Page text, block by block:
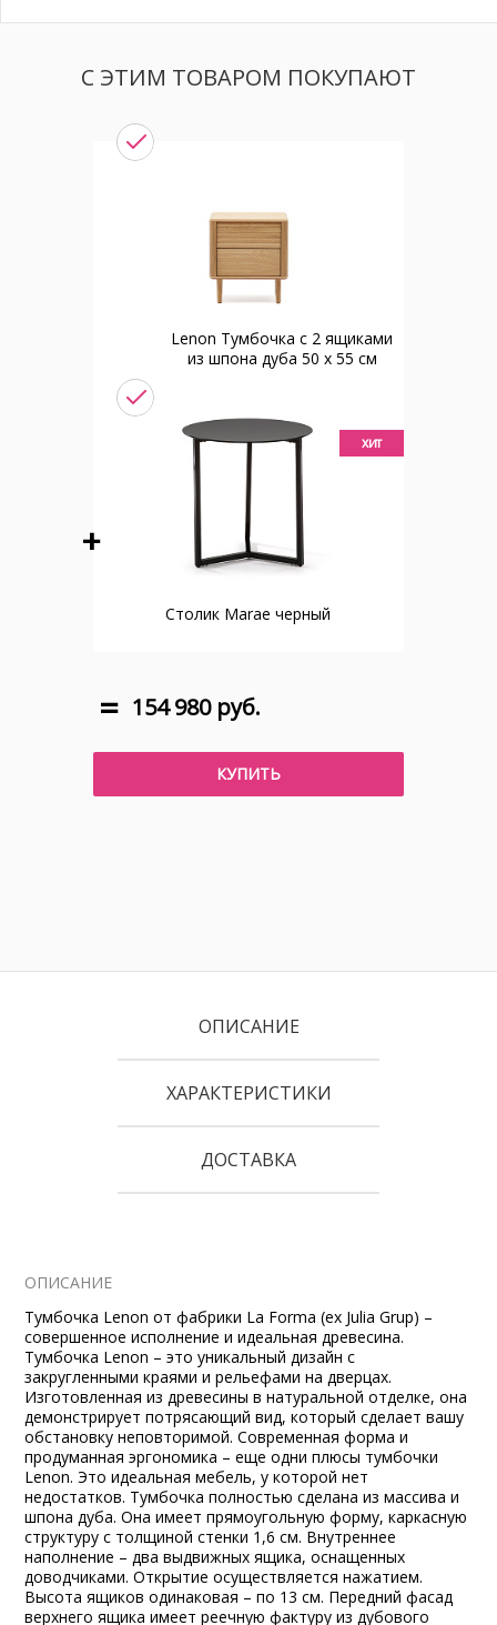
С ЭТИМ ТОВАРОМ ПОКУПАЮТ
Lenon Тумбочка с 2 ящиками
из шпона дуба 50 x 55 см
хит
Столик Marae черный
154 980 руб.
КУПИТЬ
ОПИСАНИЕ
ХАРАКТЕРИСТИКИ
ДОСТАВКА
ОПИСАНИЕ
Тумбочка Lenon от фабрики La Forma (ex Julia Grup) –
совершенное исполнение и идеальная древесина.
Тумбочка Lenon – это уникальный дизайн с
закругленными краями и рельефами на дверцах.
Изготовленная из древесины в натуральной отделке, она
демонстрирует потрясающий вид, который сделает вашу
обстановку неповторимой. Современная форма и
продуманная эргономика – еще одни плюсы тумбочки
Lenon. Это идеальная мебель, у которой нет
недостатков. Тумбочка полностью сделана из массива и
шпона дуба. Она имеет прямоугольную форму, каркасную
структуру с толщиной стенки 1,6 см. Внутреннее
наполнение – два выдвижных ящика, оснащенных
доводчиками. Открытие осуществляется нажатием.
Высота ящиков одинаковая – по 13 см. Передний фасад
верхнего ящика имеет реечную фактуру из дубового